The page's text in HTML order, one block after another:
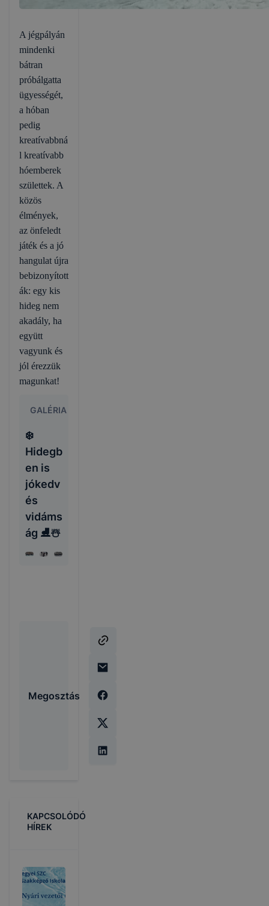
A jégpályán
mindenki
bátran
próbálgatta
ügyességét,
a hóban
pedig
kreatívabbná
l kreatívabb
hóemberek
születtek. A
közös
élmények,
az önfeledt
játék és a jó
hangulat újra
bebizonyított
ák: egy kis
hideg nem
akadály, ha
együtt
vagyunk és
jól érezzük
magunkat!
GALÉRIA
❄️
Hidegb
en is
jókedv
és
vidáms
ág ⛸️☃️
Megosztás
KAPCSOLÓDÓ
HÍREK